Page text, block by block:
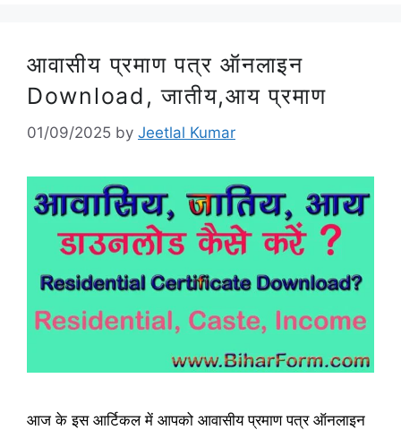
आवासीय प्रमाण पत्र ऑनलाइन
Download, जातीय,आय प्रमाण
01/09/2025 by Jeetlal Kumar
आज के इस आर्टिकल में आपको आवासीय प्रमाण पत्र ऑनलाइन